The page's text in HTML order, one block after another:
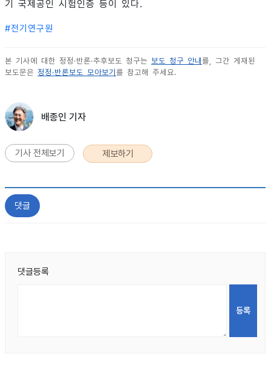
기 국제공인 시험인증 등이 있다.
#전기연구원
본 기사에 대한 정정·반론·추후보도 청구는 보도 청구 안내 를, 그간 게재된
보도문은 정정·반론보도 모아보기 를 참고해 주세요.
배종인 기자
기사 전체보기 제보하기
댓글
댓글등록